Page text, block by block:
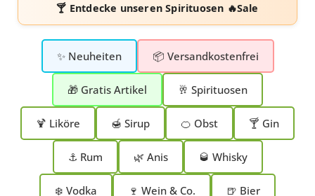
🍸 Entdecke unserenSpirituosen 🔥Sale
✨ Neuheiten 📦 Versandkostenfrei
🎁 Gratis Artikel 🥂 Spirituosen
🍹 Liköre 🍯 Sirup 🍊 Obst 🍸 Gin
⚓ Rum 🌿 Anis 🥃 Whisky
❄️ Vodka 🍷 Wein & Co. 🍺 Bier